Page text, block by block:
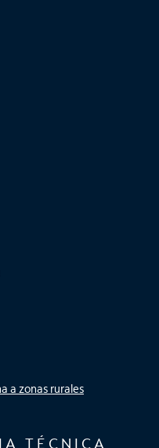
a zonas rurales
TÉCNICA